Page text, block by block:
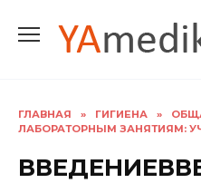
содержанию
ГЛАВНАЯ » ГИГИЕНА »
ЛАБОРАТОРНЫМ ЗАНЯТИЯМ: